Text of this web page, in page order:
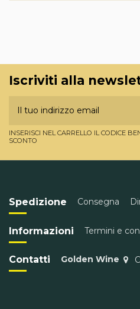
Iscriviti alla
INSERISCI NEL CARRELLO IL CODICE
SCONTO
Spedizione Consegna
Informazioni Termini e
Contatti Golden Wine